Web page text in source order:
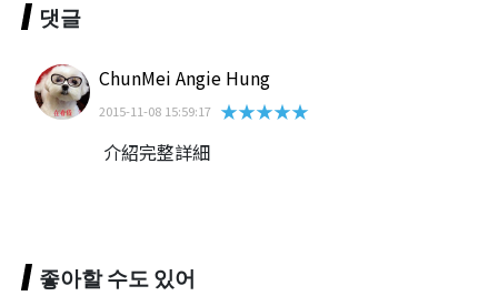
댓글
ChunMei Angie Hung
2015-11-08 15:59:17 ★★★★★
介紹完整詳細
좋아할 수도 있어